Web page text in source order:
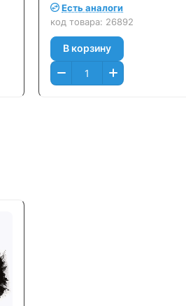
Есть аналоги
код товара: 26892
В корзину